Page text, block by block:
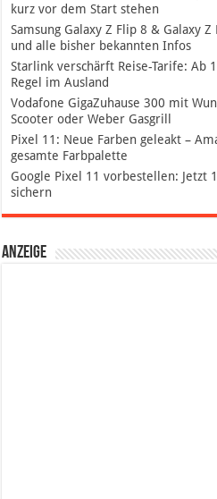
kurz vor dem Start stehen
Samsung Galaxy Z Flip 8 & Galaxy
und alle bisher bekannten Infos
Starlink verschärft Reise-Tarife: Ab
Regel im Ausland
Vodafone GigaZuhause 300 mit
Scooter oder Weber Gasgrill
Pixel 11: Neue Farben geleakt –
gesamte Farbpalette
Google Pixel 11 vorbestellen: Jetzt
sichern
Anzeige